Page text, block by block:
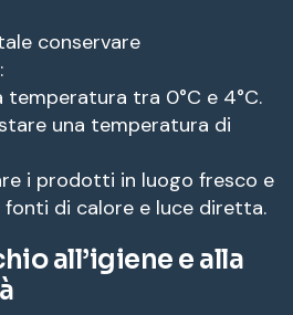
conservare
temperatura tra 0°C e 4°C.
una temperatura di
i prodotti in luogo fresco e
di calore e luce diretta.
all’igiene e alla